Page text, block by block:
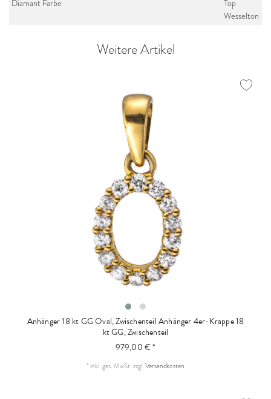
Diamant Farbe
Top
Wesselton
Weitere Artikel
Anhänger 18 kt GG Oval, ZwischenteilAnhänger 4er-Krappe 18
kt GG, Zwischenteil
979,00 € *
* inkl. ges. MwSt.zzgl.Versandkosten